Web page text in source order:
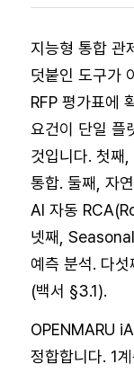
지능형 통합 관
덧붙인 도구가
RFP 평가표에
요건이 단일 플
것입니다. 첫째,
통합. 둘째, 자
AI 자동
넷째,
예측 분석. 다
(백서 §3.1).
OPENMARU
정합합니다. 1